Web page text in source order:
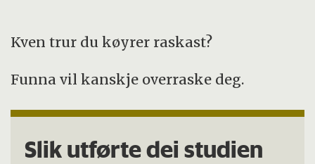
Kven trur du køyrer raskast?
Funna vil kanskje overraske deg.
Slik utførte dei studien